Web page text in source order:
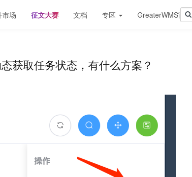
市场 征文大赛 文档 专区 GreaterWMS官网
获取任务状态，有什么方案？